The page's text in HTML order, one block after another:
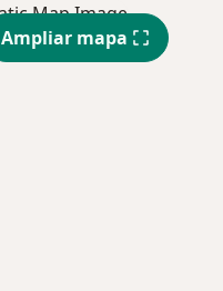
Ampliar mapa